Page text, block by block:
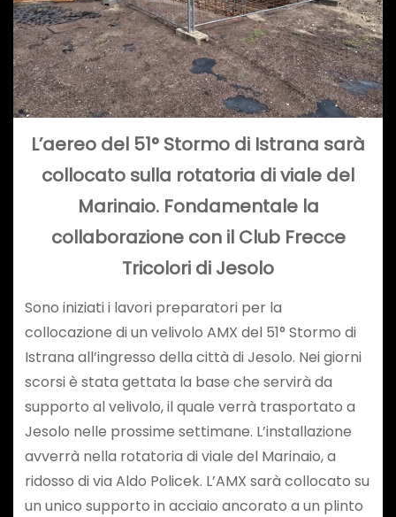
L’aereo del 51° Stormo di Istrana sarà
collocato sulla rotatoria di viale del
Marinaio. Fondamentale la
collaborazione con il Club Frecce
Tricolori di Jesolo
Sono iniziati i lavori preparatori per la
collocazione di un velivolo AMX del 51° Stormo di
Istrana all’ingresso della città di Jesolo. Nei giorni
scorsi è stata gettata la base che servirà da
supporto al velivolo, il quale verrà trasportato a
Jesolo nelle prossime settimane. L’installazione
avverrà nella rotatoria di viale del Marinaio, a
ridosso di via Aldo Policek. L’AMX sarà collocato su
un unico supporto in acciaio ancorato a un plinto